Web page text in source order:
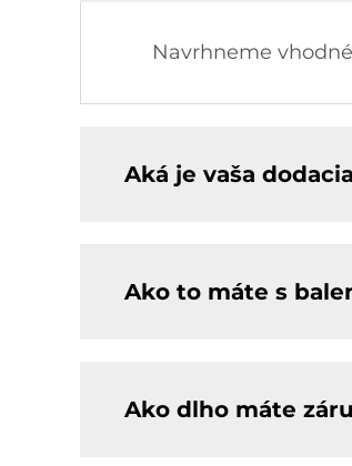
Navrhneme
Aká je vaša
Ako to máte s
Ako dlho máte